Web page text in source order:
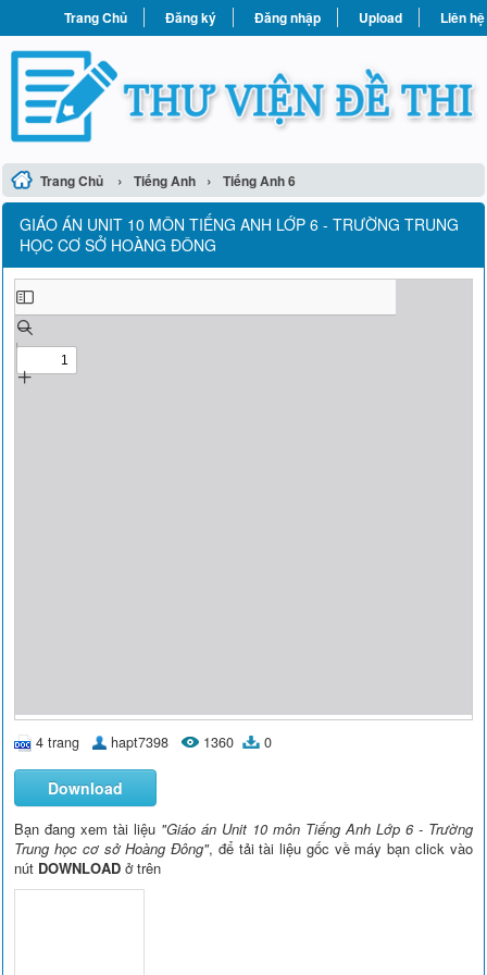
Trang Chủ Đăng ký Đăng nhập Upload Liên hệ
Trang Chủ › Tiếng Anh › Tiếng Anh 6
GIÁO ÁN UNIT 10 MÔN TIẾNG ANH LỚP 6 - TRƯỜNG TRUNG
HỌC CƠ SỞ HOÀNG ĐÔNG
4 trang hapt7398 1360 0
Download
Bạn đang xem tài liệu "Giáo án Unit 10 môn Tiếng Anh Lớp 6 - Trường
Trung học cơ sở Hoàng Đông", để tải tài liệu gốc về máy bạn click vào
nút DOWNLOAD ở trên